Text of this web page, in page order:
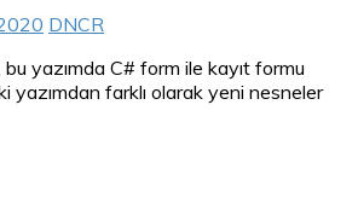
DNCR
yazımda C# form ile kayıt formu
yazımdan farklı olarak yeni nesneler